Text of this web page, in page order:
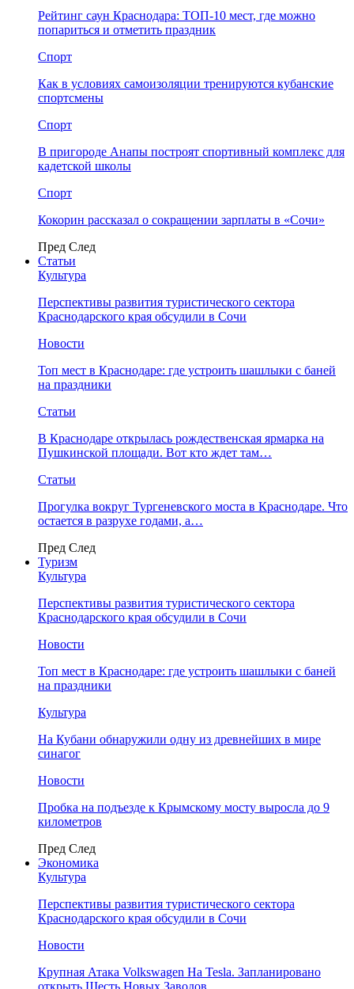
Рейтинг саун Краснодара: ТОП-10 мест, где можно
попариться и отметить праздник
Спорт
Как в условиях самоизоляции тренируются кубанские
спортсмены
Спорт
В пригороде Анапы построят спортивный комплекс для
кадетской школы
Спорт
Кокорин рассказал о сокращении зарплаты в «Сочи»
Пред След
Статьи
Культура
Перспективы развития туристического сектора
Краснодарского края обсудили в Сочи
Новости
Топ мест в Краснодаре: где устроить шашлыки с баней
на праздники
Статьи
В Краснодаре открылась рождественская ярмарка на
Пушкинской площади. Вот кто ждет там…
Статьи
Прогулка вокруг Тургеневского моста в Краснодаре. Что
остается в разрухе годами, а…
Пред След
Туризм
Культура
Перспективы развития туристического сектора
Краснодарского края обсудили в Сочи
Новости
Топ мест в Краснодаре: где устроить шашлыки с баней
на праздники
Культура
На Кубани обнаружили одну из древнейших в мире
синагог
Новости
Пробка на подъезде к Крымскому мосту выросла до 9
километров
Пред След
Экономика
Культура
Перспективы развития туристического сектора
Краснодарского края обсудили в Сочи
Новости
Крупная Атака Volkswagen На Tesla. Запланировано
открыть Шесть Новых Заводов